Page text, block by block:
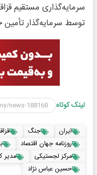
سرمایه‌گذاری مستقیم
توسط سرمایه‌گذار
لینک کوتاه
ایران جنگ
روزنامه جهان اقتصاد
مرکز لجستیکی
مدیر
حسین عباس نژاد